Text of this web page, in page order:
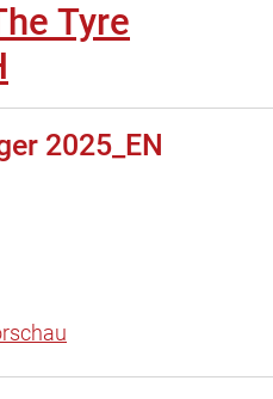
Tyre
2025_EN